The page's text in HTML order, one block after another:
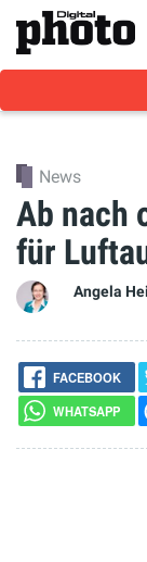
News
Ab nach
für
Angela
FACEBOOK
WHATSAPP